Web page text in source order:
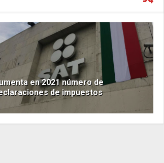
en 2021 número de
de impuestos